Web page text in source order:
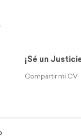
¡Sé un
Compartir mi CV